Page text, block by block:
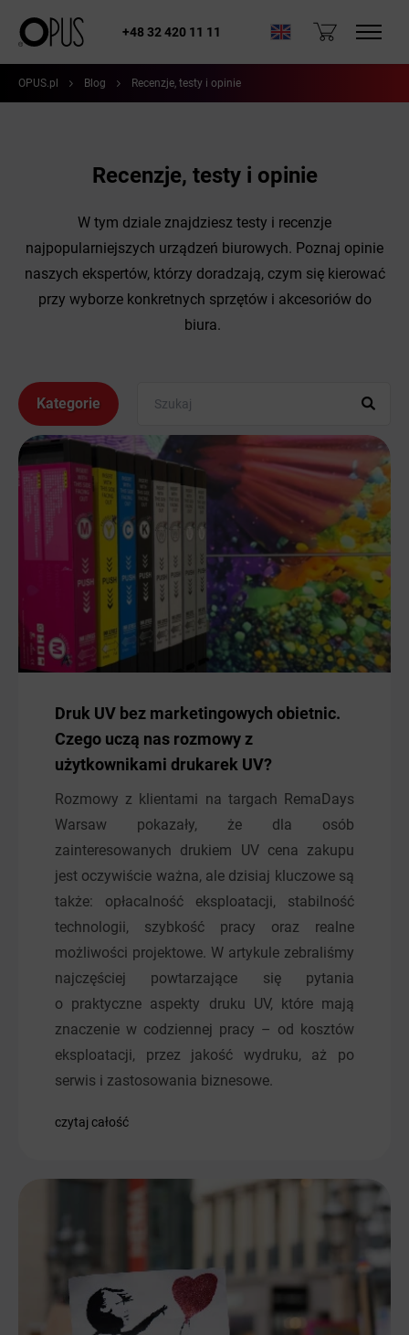
+48 32 420 11 11
OPUS.pl Blog Recenzje, testy i opinie
Recenzje, testy i opinie
W tym dziale znajdziesz testy i recenzje
najpopularniejszych urządzeń biurowych. Poznaj opinie
naszych ekspertów, którzy doradzają, czym się kierować
przy wyborze konkretnych sprzętów i akcesoriów do
biura.
Druk UV bez marketingowych obietnic.
Czego uczą nas rozmowy z
użytkownikami drukarek UV?
Rozmowy z klientami na targach RemaDays
Warsaw pokazały, że dla osób
zainteresowanych drukiem UV cena zakupu
jest oczywiście ważna, ale dzisiaj kluczowe są
także: opłacalność eksploatacji, stabilność
technologii, szybkość pracy oraz realne
możliwości projektowe. W artykule zebraliśmy
najczęściej powtarzające się pytania
o praktyczne aspekty druku UV, które mają
znaczenie w codziennej pracy – od kosztów
eksploatacji, przez jakość wydruku, aż po
serwis i zastosowania biznesowe.
czytaj całość
Kategorie